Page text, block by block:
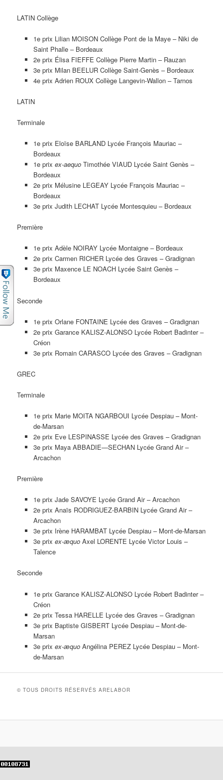
LATIN Collège
1e prix Lilian MOISON Collège Pont de la Maye – Niki de
Saint Phalle – Bordeaux
2e prix Élisa FIEFFE Collège Pierre Martin – Rauzan
3e prix Milan BEELUR Collège Saint-Genès – Bordeaux
4e prix Adrien ROUX Collège Langevin-Wallon – Tarnos
LATIN
Terminale
1e prix Eloïse BARLAND Lycée François Mauriac –
Bordeaux
1e prix ex-aequoTimothée VIAUD Lycée Saint Genès –
Bordeaux
2e prix Mélusine LEGEAY Lycée François Mauriac –
Bordeaux
3e prix Judith LECHAT Lycée Montesquieu – Bordeaux
Première
1e prix Adèle NOIRAY Lycée Montaigne – Bordeaux
2e prix Carmen RICHER Lycée des Graves – Gradignan
3e prix Maxence LE NOACH Lycée Saint Genès –
Bordeaux
Seconde
1e prix Orlane FONTAINE Lycée des Graves – Gradignan
2e prix Garance KALISZ-ALONSO Lycée Robert Badinter –
Créon
3e prix Romain CARASCO Lycée des Graves – Gradignan
GREC
Terminale
1e prix Marie MOITA NGARBOUI Lycée Despiau – Mont-
de-Marsan
2e prix Eve LESPINASSE Lycée des Graves – Gradignan
3e prix Maya ABBADIE—SECHAN Lycée Grand Air –
Arcachon
Première
1e prix Jade SAVOYE Lycée Grand Air – Arcachon
2e prix Anaïs RODRIGUEZ-BARBIN Lycée Grand Air –
Arcachon
3e prix Irène HARAMBAT Lycée Despiau – Mont-de-Marsan
3e prix ex-æquoAxel LORENTE Lycée Victor Louis –
Talence
Seconde
1e prix Garance KALISZ-ALONSO Lycée Robert Badinter –
Créon
2e prix Tessa HARELLE Lycée des Graves – Gradignan
3e prix Baptiste GISBERT Lycée Despiau – Mont-de-
Marsan
3e prix ex-æquoAngélina PEREZ Lycée Despiau – Mont-
de-Marsan
© TOUS DROITS RÉSERVÉS ARELABOR